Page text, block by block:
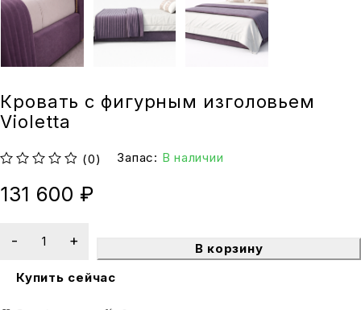
Кровать с фигурным изголовьем
Violetta
(0) Запас: В наличии
131 600 ₽
В корзину
Купить сейчас